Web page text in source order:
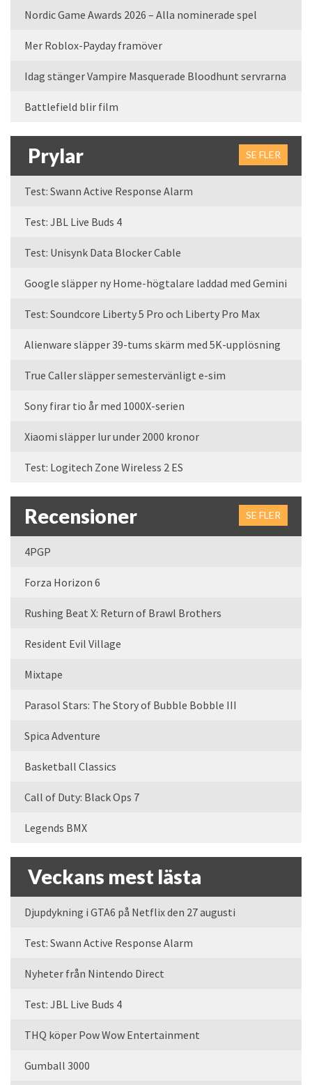
Nordic Game Awards 2026 – Alla nominerade spel
Mer Roblox-Payday framöver
Idag stänger Vampire Masquerade Bloodhunt servrarna
Battlefield blir film
Prylar SE FLER
Test: Swann Active Response Alarm
Test: JBL Live Buds 4
Test: Unisynk Data Blocker Cable
Google släpper ny Home-högtalare laddad med Gemini
Test: Soundcore Liberty 5 Pro och Liberty Pro Max
Alienware släpper 39-tums skärm med 5K-upplösning
True Caller släpper semestervänligt e-sim
Sony firar tio år med 1000X-serien
Xiaomi släpper lur under 2000 kronor
Test: Logitech Zone Wireless 2 ES
Recensioner SE FLER
4PGP
Forza Horizon 6
Rushing Beat X: Return of Brawl Brothers
Resident Evil Village
Mixtape
Parasol Stars: The Story of Bubble Bobble III
Spica Adventure
Basketball Classics
Call of Duty: Black Ops 7
Legends BMX
Veckans mest lästa
Djupdykning i GTA6 på Netflix den 27 augusti
Test: Swann Active Response Alarm
Nyheter från Nintendo Direct
Test: JBL Live Buds 4
THQ köper Pow Wow Entertainment
Gumball 3000